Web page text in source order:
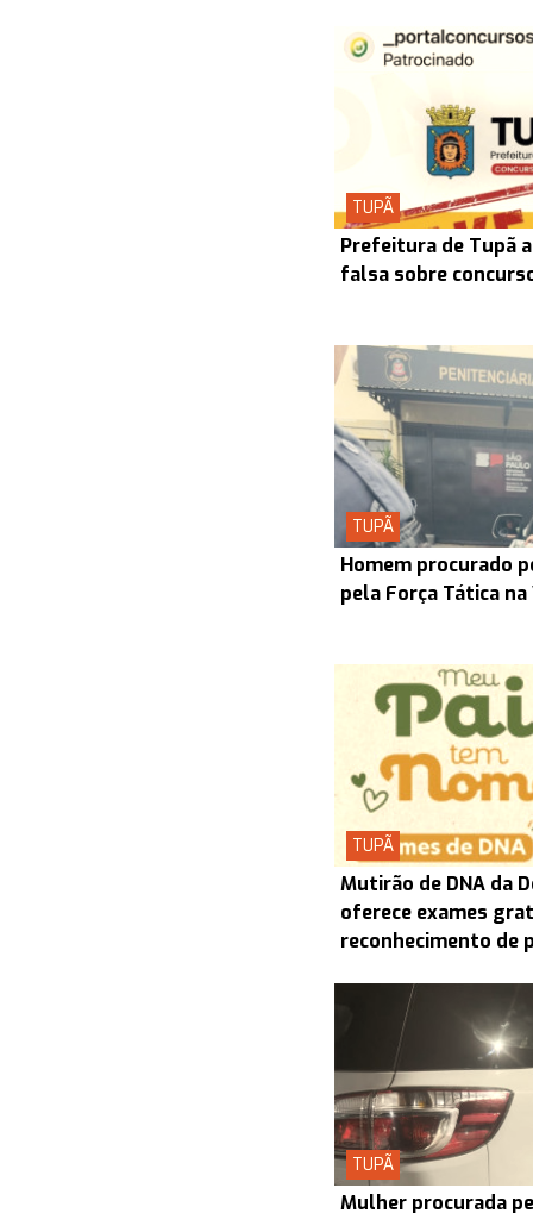
TUPÃ
Prefeitura de Tupã
falsa sobre
TUPÃ
Homem procurado
pela Força Tática
TUPÃ
Mutirão de DNA da
oferece exames
reconhecimento de
TUPÃ
Mulher procurada